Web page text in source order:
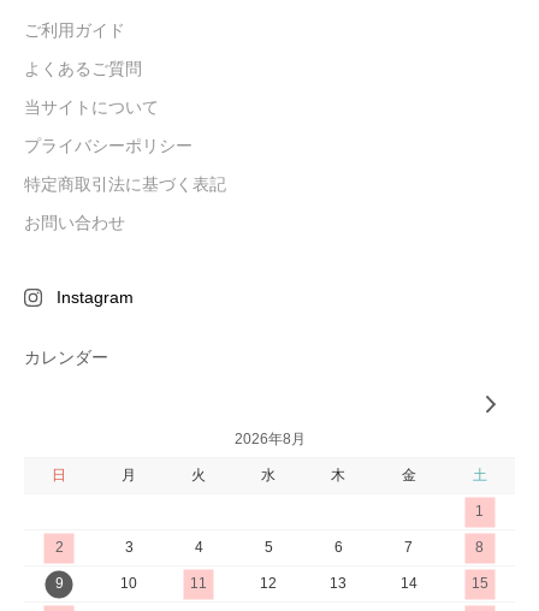
ご利用ガイド
よくあるご質問
当サイトについて
プライバシーポリシー
特定商取引法に基づく表記
お問い合わせ
Instagram
カレンダー
2026年8月
日 月 火 水 木 金 土
1
2 3 4 5 6 7 8
9 10 11 12 13 14 15